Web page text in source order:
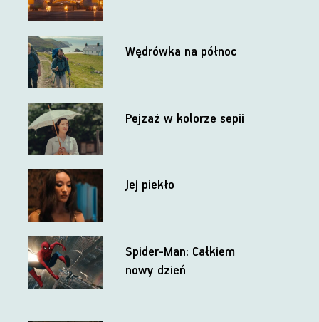
Wędrówka na północ
Pejzaż w kolorze sepii
Jej piekło
Spider-Man: Całkiem
nowy dzień